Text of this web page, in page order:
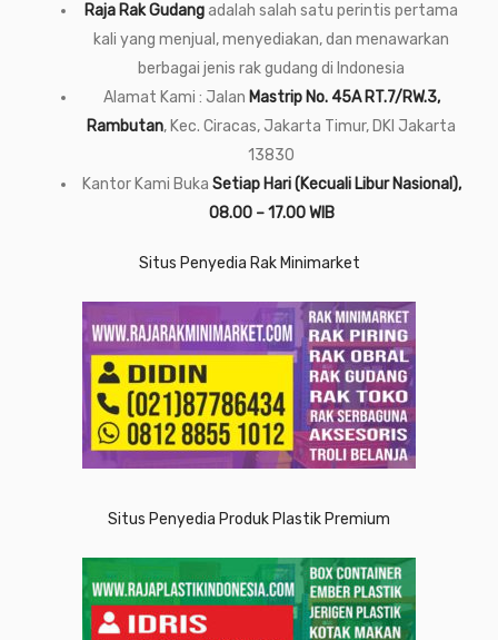
Raja Rak Gudangadalah salah satu perintis pertama
kali yang menjual, menyediakan, dan menawarkan
berbagai jenis rak gudang di Indonesia
Alamat Kami : Jalan Mastrip No. 45A RT.7/RW.3,
Rambutan, Kec. Ciracas, Jakarta Timur, DKI Jakarta
13830
Kantor Kami Buka Setiap Hari (Kecuali Libur Nasional),
08.00 – 17.00 WIB
Situs Penyedia Rak Minimarket
Situs Penyedia Produk Plastik Premium